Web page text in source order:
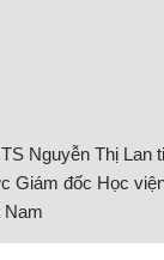
Nguyễn Thị Lan
Giám đốc Học
Nam